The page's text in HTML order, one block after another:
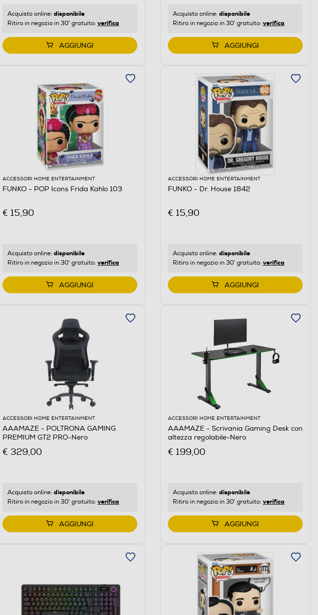
Acquisto online: disponibile
Ritiro in negozio in 30' gratuito: verifica
AGGIUNGI
Acquisto online: disponibile
Ritiro in negozio in 30' gratuito: verifica
AGGIUNGI
ACCESSORI HOME ENTERTAINMENT
FUNKO - POP Icons Frida Kahlo 103
€ 15,90
Acquisto online: disponibile
Ritiro in negozio in 30' gratuito: verifica
AGGIUNGI
ACCESSORI HOME ENTERTAINMENT
FUNKO - Dr. House 1842
€ 15,90
Acquisto online: disponibile
Ritiro in negozio in 30' gratuito: verifica
AGGIUNGI
ACCESSORI HOME ENTERTAINMENT
AAAMAZE - POLTRONA GAMING
PREMIUM GT2 PRO-Nero
€ 329,00
Acquisto online: disponibile
Ritiro in negozio in 30' gratuito: verifica
AGGIUNGI
ACCESSORI HOME ENTERTAINMENT
AAAMAZE - Scrivania Gaming Desk con
altezza regolabile-Nero
€ 199,00
Acquisto online: disponibile
Ritiro in negozio in 30' gratuito: verifica
AGGIUNGI